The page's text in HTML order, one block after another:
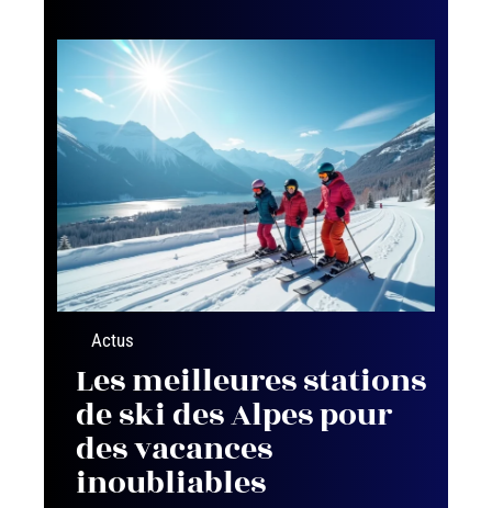
Actus
Les meilleures stations
de ski des Alpes pour
des vacances
inoubliables